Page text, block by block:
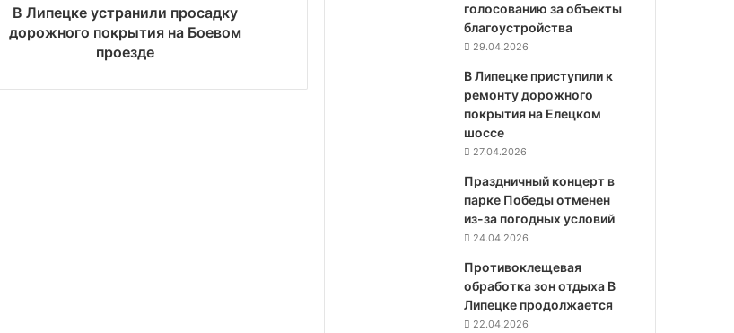
В Липецке устранили просадку
дорожного покрытия на Боевом
проезде
голосованию за объекты
благоустройства
29.04.2026
В Липецке приступили к
ремонту дорожного
покрытия на Елецком
шоссе
27.04.2026
Праздничный концерт в
парке Победы отменен
из-за погодных условий
24.04.2026
Противоклещевая
обработка зон отдыха В
Липецке продолжается
22.04.2026